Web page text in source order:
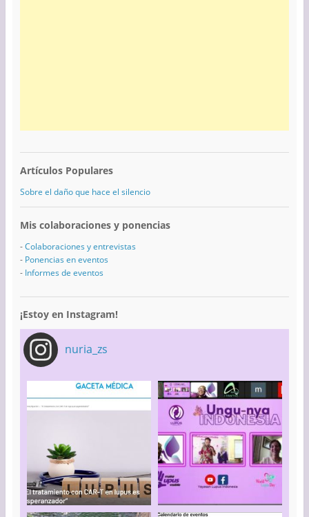
Artículos Populares
Sobre el daño que hace el silencio
Mis colaboraciones y ponencias
-Colaboraciones y entrevistas
- Ponencias en eventos
- Informes de eventos
¡Estoy en Instagram!
nuria_zs